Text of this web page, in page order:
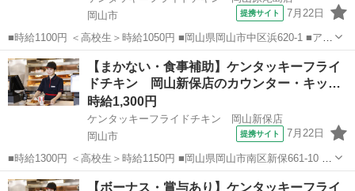
岡山市
提携サイト 7月22日
■時給1100円 ＜高校生＞時給1050円 ■岡山県岡山市中区浜620-1 ■アル
バイト、パート ■未経験歓迎、高校生OK、フリーター歓迎、ミドル
（40代～）活躍中、エルダー（50代～）活躍中、シニア（60代～）活
躍中、ボー...
岡山 岡山市 ファーストフード
【まかない・食事補助】ケンタッキーフライ
ドチキン 岡山新保店のカウンター・キッ…
時給1,300円
ケンタッキーフライドチキン 岡山新保店
岡山市
提携サイト 7月22日
■時給1300円 ＜高校生＞時給1150円 ■岡山県岡山市南区新保661-10 ■
アルバイト、パート ■未経験歓迎、高校生OK、フリーター歓迎、ミド
岡山 岡山市 ファーストフード
【ボーナス・賞与あり】ケンタッキーフライ